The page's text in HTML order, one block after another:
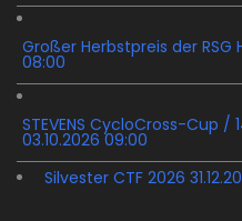
Großer Herbstpreis der RSG
08:00
STEVENS CycloCross-Cup /
03.10.2026 09:00
Silvester CTF 2026